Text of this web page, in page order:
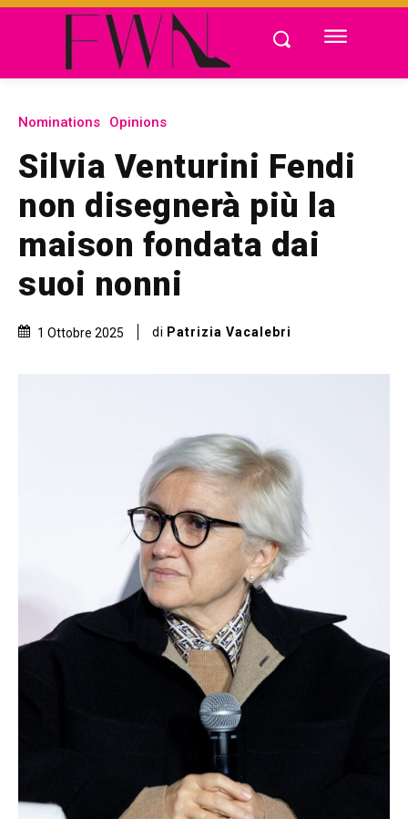
Nominations Opinions
Silvia Venturini Fendi
non disegnerà più la
maison fondata dai
suoi nonni
1 Ottobre 2025 di Patrizia Vacalebri